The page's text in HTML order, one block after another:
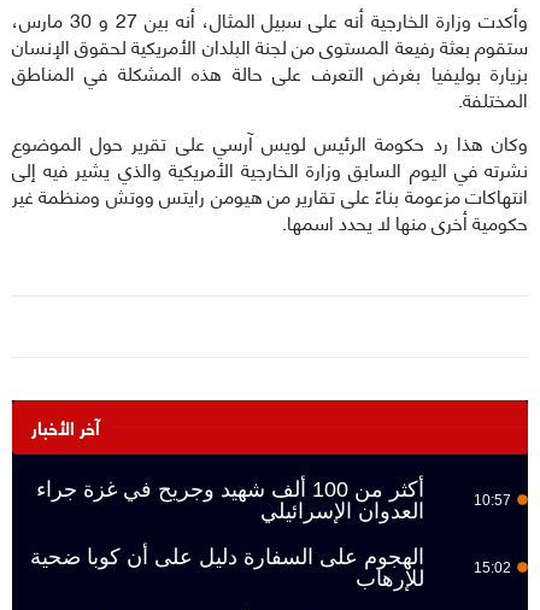
وأكدت وزارة الخارجية أنه على سبيل المثال، أنه بين 27 و 30 مارس،
ستقوم بعثة رفيعة المستوى من لجنة البلدان الأمريكية لحقوق الإنسان
بزيارة بوليفيا بغرض التعرف على حالة هذه المشكلة في المناطق
المختلفة.
وكان هذا رد حكومة الرئيس لويس آرسي على تقرير حول الموضوع
نشرته في اليوم السابق وزارة الخارجية الأمريكية والذي يشير فيه إلى
انتهاكات مزعومة بناءً على تقارير من هيومن رايتس ووتش ومنظمة غير
حكومية أخرى منها لا يحدد اسمها.
آخر الأخبار
10:57
أكثر من 100 ألف شهيد وجريح في غزة جراء
العدوان الإسرائيلي
15:02
الهجوم على السفارة دليل على أن كوبا ضحية
للإرهاب